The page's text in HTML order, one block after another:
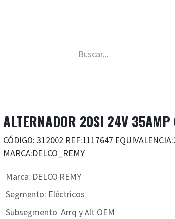
ALTERNADOR 20SI 24V 35AMP
CÓDIGO: 312002 REF:1117647
MARCA:DELCO_REMY
Marca: DELCO REMY
Segmento: Eléctricos
Subsegmento: Arrq y Alt OEM